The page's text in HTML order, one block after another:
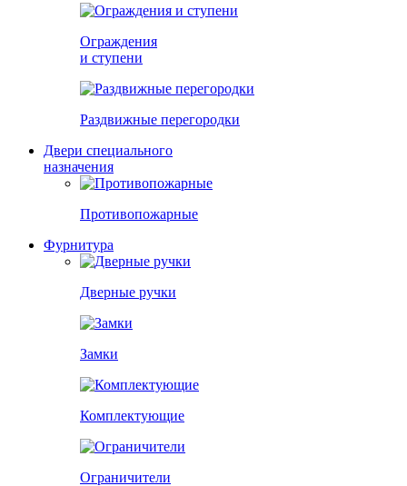
Ограждения
и ступени
Раздвижные перегородки
Двери специального
назначения
Противопожарные
Фурнитура
Дверные ручки
Замки
Комплектующие
Ограничители